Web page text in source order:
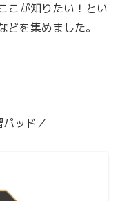
こが知りたい！とい
を集めました。
ッド／